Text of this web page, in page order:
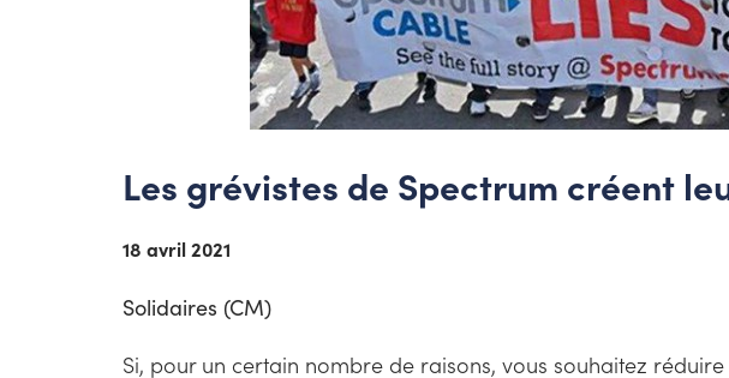
Les grévistes de Spectrum créent
18 avril 2021
Solidaires (CM)
Si, pour un certain nombre de raisons, vous souhaitez